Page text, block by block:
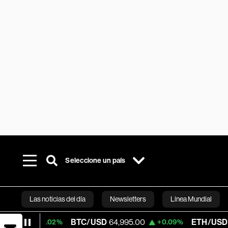
Seleccione un país
Las noticias del día Newsletters Línea Mundial
Bloomberg
BTC/USD 64,995.00 +0.09% ETH/USD 1,920.58